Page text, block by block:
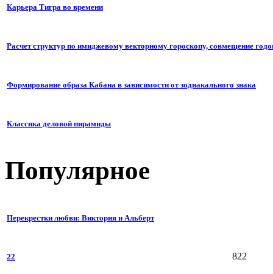
Карьера Тигра во времени
Расчет структур по имиджевому векторному гороскопу, совмещение
Формирование образа Кабана в зависимости от зодиакального знака
Классика деловой пирамиды
Популярное
Перекрестки любви: Виктория и Альберт
22 822